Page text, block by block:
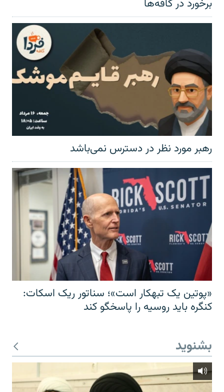
برخورد در کافه‌ها
رهبر مورد نظر در دسترس نمی‌باشد
«پوتین یک تبهکار است»؛ سناتور ریک اسکات:
کنگره باید روسیه را پاسخگو کند
بشنوید